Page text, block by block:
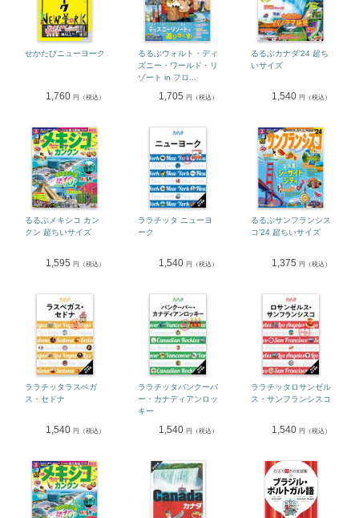
せかたびニューヨーク
1,760 円（税込）
るるぶウォルト・ディ
ズニー・ワールド・リ
ゾート in フロ...
1,705 円（税込）
るるぶカナダ’24 超ち
いサイズ
1,540 円（税込）
るるぶメキシコ カン
クン 超ちいサイズ
1,595 円（税込）
ララチッタ ニューヨ
ーク
1,540 円（税込）
るるぶサンフランシス
コ’24 超ちいサイズ
1,375 円（税込）
ララチッタラスベガ
ス・セドナ
1,540 円（税込）
ララチッタバンクーバ
ー・カナディアンロッ
キー
1,540 円（税込）
ララチッタロサンゼル
ス・サンフランシスコ
1,540 円（税込）